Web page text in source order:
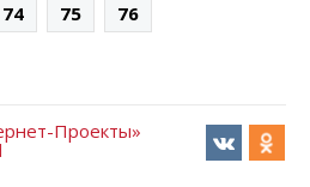
74 75 76
Проекты»